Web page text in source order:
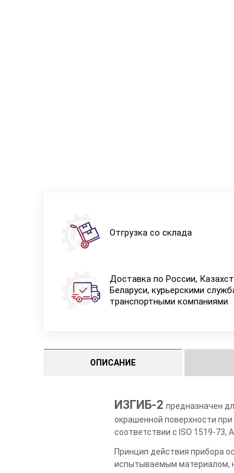
Отгрузка со склада
Доставка по России,
Беларуси, курьерскими
транспортными компаниями
ОПИСАНИЕ
ИЗГИБ-2предназначен
окрашенной поверхности
соответствии с ISO 1519-73,
Принцип действия прибора
испытываемым материалом,